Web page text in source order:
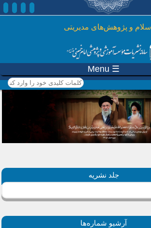
رفتن به محتوای اصلی
اسلام و پژوهش‌های مدیریتی
☰ Menu
کلمات کلیدی خود را وارد
کنید
جلد نشریه
آرشیو شماره‌ها